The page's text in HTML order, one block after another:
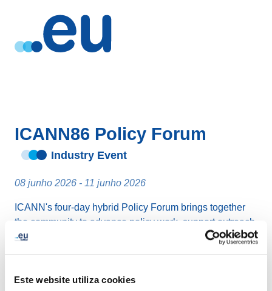
Este website utiliza cookies
ICANN86 Policy Forum
Industry Event
08 junho 2026 - 11 junho 2026
ICANN's four-day hybrid Policy Forum brings together
the community to advance policy work, support outreach,
and connect through daily networking opportunities.